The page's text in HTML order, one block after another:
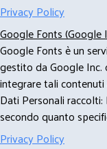
Privacy Policy
Google Fonts (Google
Google Fonts è un
gestito da Google
integrare tali
Dati Personali
secondo quanto
Privacy Policy